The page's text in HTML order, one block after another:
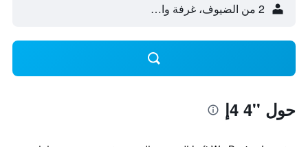
2 من الضيوف، غرفة واحدة
حول ''4 4إ